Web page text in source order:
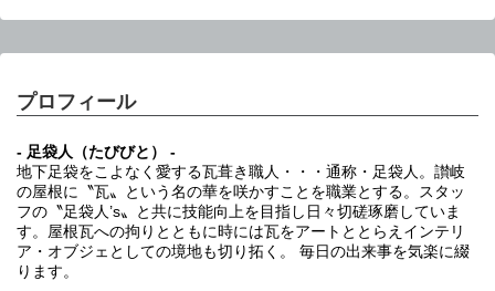
プロフィール
- 足袋人（たびびと） -
地下足袋をこよなく愛する瓦葺き職人・・・通称・足袋人。讃岐
の屋根に〝瓦〟という名の華を咲かすことを職業とする。スタッ
フの〝足袋人’s〟と共に技能向上を目指し日々切磋琢磨していま
す。屋根瓦への拘りとともに時には瓦をアートととらえインテリ
ア・オブジェとしての境地も切り拓く。 毎日の出来事を気楽に綴
ります。